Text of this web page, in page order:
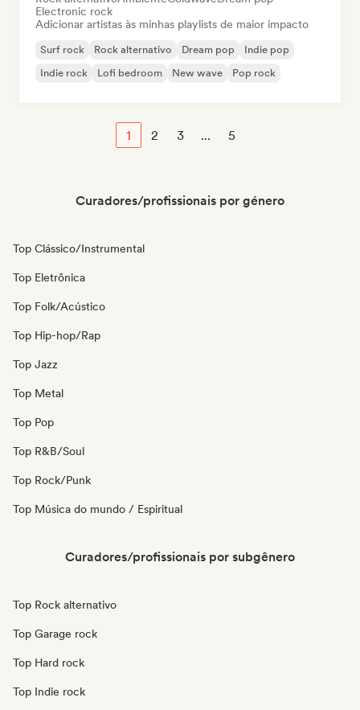
Electronic rock
Adicionar artistas às minhas playlists de maior impacto
Surf rock Rock alternativo Dream pop
Indie pop
Indie rock
Lofi bedroom New wave Pop rock
1 2 3 ... 5
Curadores/profissionais por género
Top Clássico/Instrumental
Top Eletrônica
Top Folk/Acústico
Top Hip-hop/Rap
Top Jazz
Top Metal
Top Pop
Top R&B/Soul
Top Rock/Punk
Top Música do mundo / Espiritual
Curadores/profissionais por subgênero
Top Rock alternativo
Top Garage rock
Top Hard rock
Top Indie rock